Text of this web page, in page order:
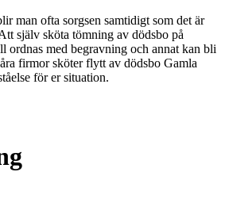
man ofta sorgsen samtidigt som det är
själv sköta tömning av dödsbo på
ordnas med begravning och annat kan bli
firmor sköter flytt av dödsbo Gamla
för er situation.